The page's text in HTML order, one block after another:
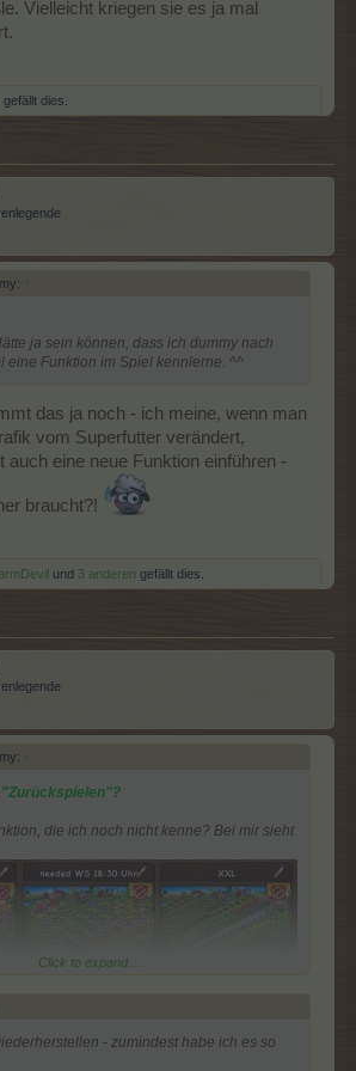
Vielleicht kriegen sie es ja mal
gefällt dies.
↑
ja sein können, dass ich dummy nach
eine Funktion im Spiel kennlerne. ^^
das ja noch - ich meine, wenn man
vom Superfutter verändert,
auch eine neue Funktion einführen -
braucht?!
und 3 anderen gefällt dies.
↑
"Zurückspielen"?
die ich noch nicht kenne? Bei mir sieht
erkennen.
Click to expand...
- zumindest habe ich es so